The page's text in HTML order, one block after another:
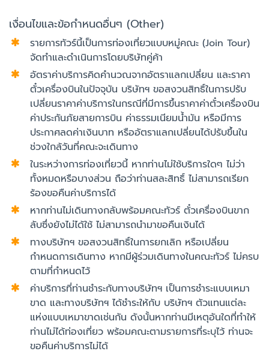
เงื่อนไขและข้อกำหนดอื่นๆ (Other)
รายการทัวร์นี้เป็นการท่องเที่ยวแบบหมู่คณะ (Join Tour)
จัดทำและดำเนินการโดยบริษัทคู่ค้า
อัตราค่าบริการคิดคำนวณจากอัตราแลกเปลี่ยน และราคา
ตั๋วเครื่องบินในปัจจุบัน บริษัทฯ ขอสงวนสิทธิ์ในการปรับ
เปลี่ยนราคาค่าบริการในกรณีที่มีการขึ้นราคาค่าตั๋วเครื่องบิน
ค่าประกันภัยสายการบิน ค่าธรรมเนียมน้ำมัน หรือมีการ
ประกาศลดค่าเงินบาท หรืออัตราแลกเปลี่ยนได้ปรับขึ้นใน
ช่วงใกล้วันที่คณะจะเดินทาง
ในระหว่างการท่องเที่ยวนี้ หากท่านไม่ใช้บริการใดๆ ไม่ว่า
ทั้งหมดหรือบางส่วน ถือว่าท่านสละสิทธิ์ ไม่สามารถเรียก
ร้องขอคืนค่าบริการได้
หากท่านไม่เดินทางกลับพร้อมคณะทัวร์ ตั๋วเครื่องบินขาก
ลับซึ่งยังไม่ได้ใช้ ไม่สามารถนำมาขอคืนเงินได้
ทางบริษัทฯ ขอสงวนสิทธิ์ในการยกเลิก หรือเปลี่ยน
กำหนดการเดินทาง หากมีผู้ร่วมเดินทางในคณะทัวร์ ไม่ครบ
ตามที่กำหนดไว้
ค่าบริการที่ท่านชำระกับทางบริษัทฯ เป็นการชำระแบบเหมา
ขาด และทางบริษัทฯ ได้ชำระให้กับ บริษัทฯ ตัวแทนแต่ละ
แห่งแบบเหมาขาดเช่นกัน ดังนั้นหากท่านมีเหตุอันใดที่ทำให้
ท่านไม่ได้ท่องเที่ยว พร้อมคณะตามรายการที่ระบุไว้ ท่านจะ
ขอคืนค่าบริการไม่ได้